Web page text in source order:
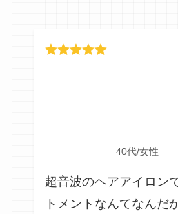
40代/女性
超音波のヘアアイロン
トメントなんてなんだ